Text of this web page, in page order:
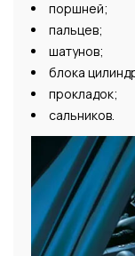
поршней;
пальцев;
шатунов;
блока
прокладок;
сальников.